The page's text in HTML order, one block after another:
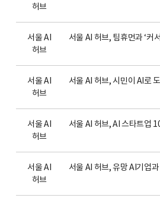
허브
서울 AI
허브
서울 AI
허브
서울 AI
허브
서울 AI
허브